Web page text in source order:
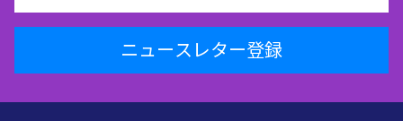
ニュースレター登録